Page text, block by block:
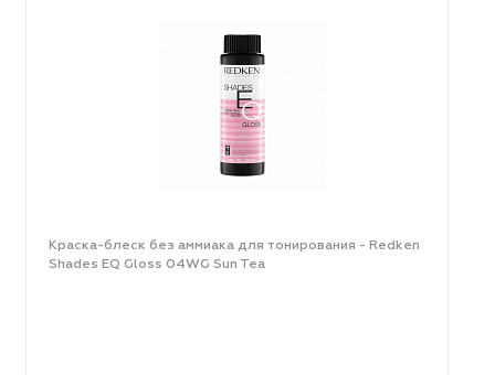
Краска-блеск без аммиака для тонирования - Redken
Shades EQ Gloss 04WG Sun Tea